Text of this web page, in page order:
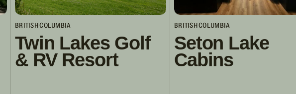
BRITISH COLUMBIA
Twin Lakes Golf
& RV Resort
BRITISH COLUMBIA
Seton Lake
Cabins